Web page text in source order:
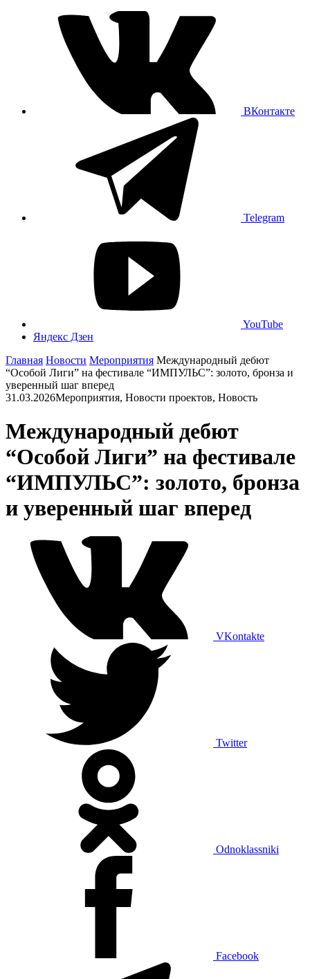
ВКонтакте
Telegram
YouTube
Яндекс Дзен
Главная Новости Мероприятия Международный дебют
“Особой Лиги” на фестивале “ИМПУЛЬС”: золото, бронза и
уверенный шаг вперед
31.03.2026Мероприятия, Новости проектов, Новость
Международный дебют
“Особой Лиги” на фестивале
“ИМПУЛЬС”: золото, бронза
и уверенный шаг вперед
VKontakte
Twitter
Odnoklassniki
Facebook